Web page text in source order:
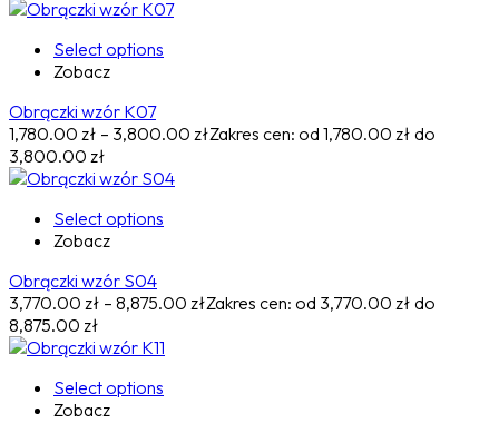
Select options
Zobacz
Obrączki wzór K07
1,780.00 zł – 3,800.00 złZakres cen: od 1,780.00 zł do
3,800.00 zł
Select options
Zobacz
Obrączki wzór S04
3,770.00 zł – 8,875.00 złZakres cen: od 3,770.00 zł do
8,875.00 zł
Select options
Zobacz